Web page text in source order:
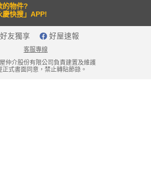
的物件?
慶快搜」APP!
好友獨享 好屋速報
客服專線
仲介股份有限公司負責建置及維護
正式書面同意，禁止轉貼節錄。